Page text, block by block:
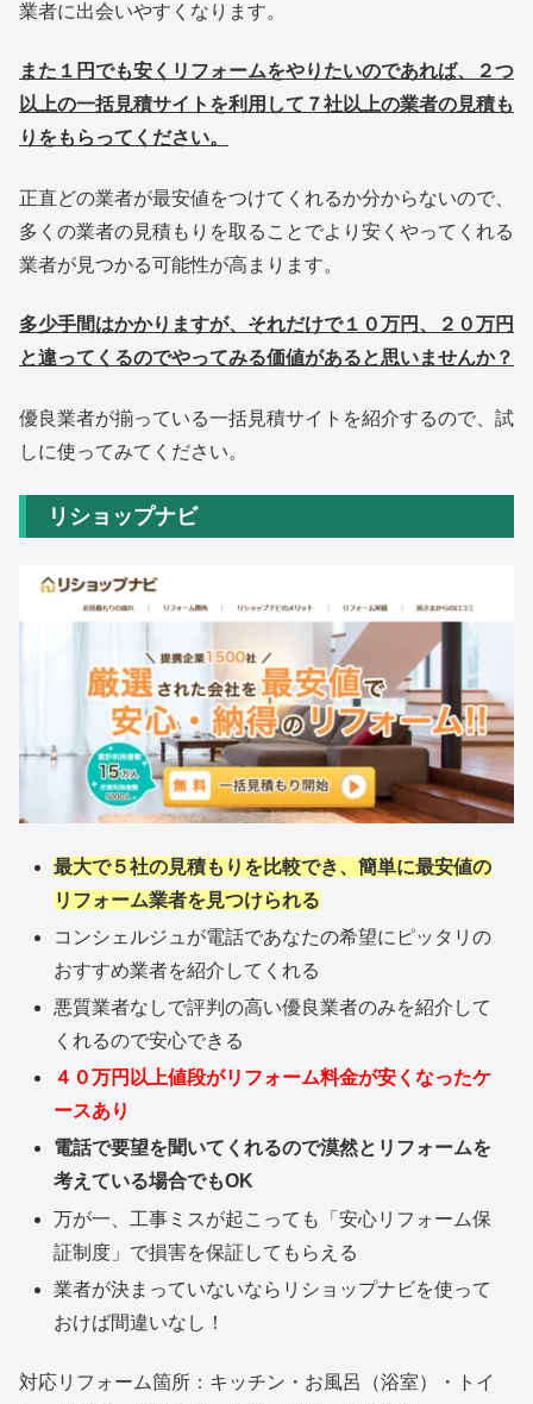
業者に出会いやすくなります。
また１円でも安くリフォームをやりたいのであれば、２つ
以上の一括見積サイトを利用して７社以上の業者の見積も
りをもらってください。
正直どの業者が最安値をつけてくれるか分からないので、
多くの業者の見積もりを取ることでより安くやってくれる
業者が見つかる可能性が高まります。
多少手間はかかりますが、それだけで１０万円、２０万円
と違ってくるのでやってみる価値があると思いませんか？
優良業者が揃っている一括見積サイトを紹介するので、試
しに使ってみてください。
リショップナビ
最大で５社の見積もりを比較でき、簡単に最安値の
リフォーム業者を見つけられる
コンシェルジュが電話であなたの希望にピッタリの
おすすめ業者を紹介してくれる
悪質業者なしで評判の高い優良業者のみを紹介して
くれるので安心できる
４０万円以上値段がリフォーム料金が安くなったケ
ースあり
電話で要望を聞いてくれるので漠然とリフォームを
考えている場合でもOK
万が一、工事ミスが起こっても「安心リフォーム保
証制度」で損害を保証してもらえる
業者が決まっていないならリショップナビを使って
おけば間違いなし！
対応リフォーム箇所：キッチン・お風呂（浴室）・トイ